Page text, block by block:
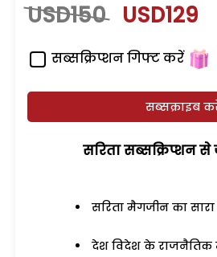
USD150 USD129
सब्सक्रिप्शन गिफ्ट करें
सब्सक्राइब
सरिता सब्सक्रिप्शन
सरिता मैगजीन का
देश विदेश के राजनैतिक